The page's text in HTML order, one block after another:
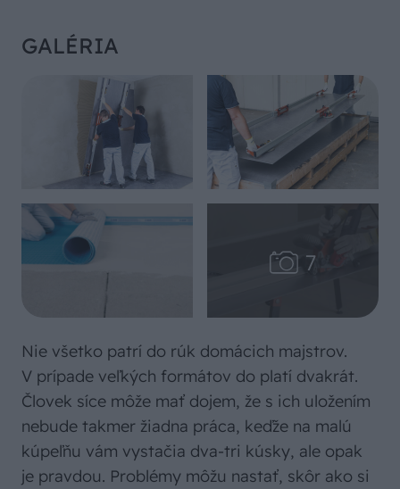
GALÉRIA
Nie všetko patrí do rúk domácich majstrov.
V prípade veľkých formátov do platí dvakrát.
Človek síce môže mať dojem, že s ich uložením
nebude takmer žiadna práca, keďže na malú
kúpeľňu vám vystačia dva-tri kúsky, ale opak
je pravdou. Problémy môžu nastať, skôr ako si